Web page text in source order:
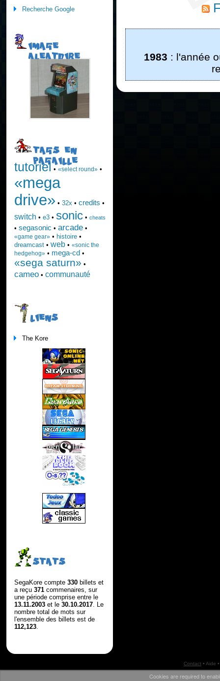
1983 : l'année
Recherche Google
IMAGE
ALEATOIRE
TAGS EN
PAGAILLE
tutoriel • «select round»•
«mega
drive» • 32x • credits •
switch • e3• sonic• cheats
• segasonic • arcade•
«game gear»• histoire•
dreamcast• web• «sonic the
hedgehog»• mega-cd •
«sega saturn» •
cameo• communauté
LIENS
The Kore
STATS
SegaKore compte 330billets et
a reçu 371commenaires, sur
une période comprise entre le
13.11.2003et le 30.10.2017. Le
nombre total de mots sur
l'ensemble des billets est de
112,123.
Contact• Aide
Cookies are required to